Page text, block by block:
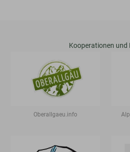
Kooperationen und
Oberallgaeu.info